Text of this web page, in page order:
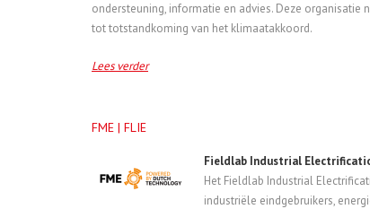
ondersteuning, informatie en advies. Deze organisatie
tot totstandkoming van het klimaatakkoord.
Lees verder
FME | FLIE
Fieldlab Industrial
Het Fieldlab Industrial
industriële eindgebruikers,